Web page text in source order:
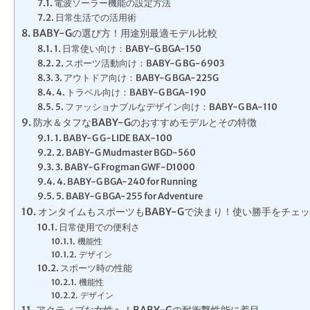
電波ソーラー機能の設定方法
日常生活での活用術
BABY-Gの選び方！用途別最適モデル比較
1. 日常使い向け：BABY-G BGA-150
2. スポーツ活動向け：BABY-G BG-6903
3. アウトドア向け：BABY-G BGA-225G
4. トラベル向け：BABY-G BGA-190
5. ファッショナブルなデザイン向け：BABY-G BA-110
防水＆タフなBABY-Gのおすすめモデルとその特徴
1. BABY-G G-LIDE BAX-100
2. BABY-G Mudmaster BGD-560
3. BABY-G Frogman GWF-D1000
4. BABY-G BGA-240 for Running
5. BABY-G BGA-255 for Adventure
オンタイムもスポーツもBABY-Gで決まり！使い勝手をチェ
日常使用での便利さ
機能性
デザイン
スポーツ時の性能
機能性
デザイン